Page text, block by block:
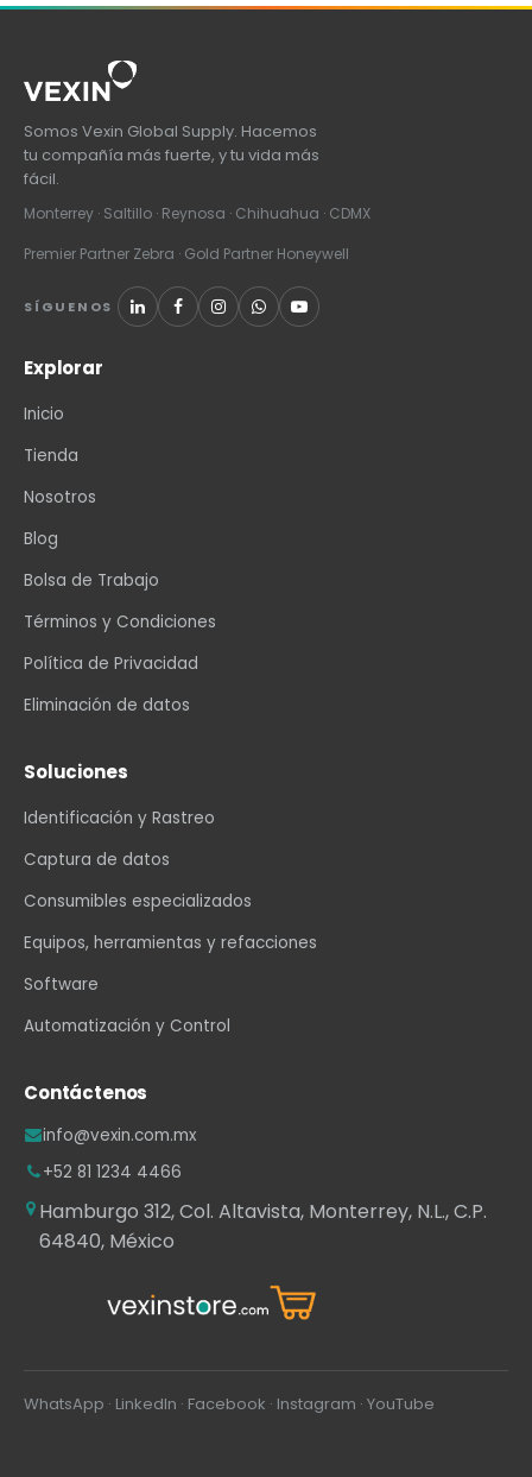
Somos Vexin Global Supply. Hacemos
tu compañía más fuerte, y tu vida más
fácil.
Monterrey · Saltillo · Reynosa · Chihuahua · CDMX
Premier Partner Zebra · Gold Partner Honeywell
SÍGUENOS
Explorar
Inicio
Tienda
Nosotros
Blog
Bolsa de Trabajo
Términos y Condiciones
Política de Privacidad
Eliminación de datos
Soluciones
Identificación y Rastreo
Captura de datos
Consumibles especializados
Equipos, herramientas y refacciones
Software
Automatización y Control
Contáctenos
info@vexin.com.mx
+52 81 1234 4466
Hamburgo 312, Col. Altavista, Monterrey, N.L., C.P.
64840, México
WhatsApp · LinkedIn · Facebook · Instagram · YouTube